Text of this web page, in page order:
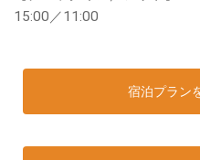
15:00／11:00
宿泊プラン